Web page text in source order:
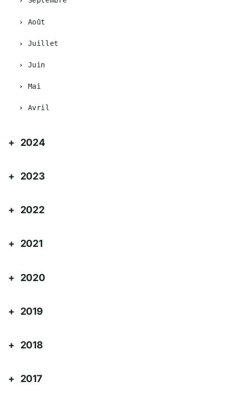
Août
Juillet
Juin
Mai
Avril
2024
2023
2022
2021
2020
2019
2018
2017